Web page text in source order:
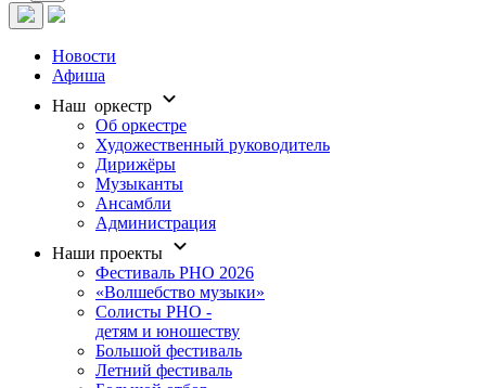
Новости
Афиша
Наш оркестр
Об оркестре
Художественный руководитель
Дирижёры
Музыканты
Ансамбли
Администрация
Наши проекты
Фестиваль РНО 2026
«Волшебство музыки»
Солисты РНО -
детям и юношеству
Большой фестиваль
Летний фестиваль